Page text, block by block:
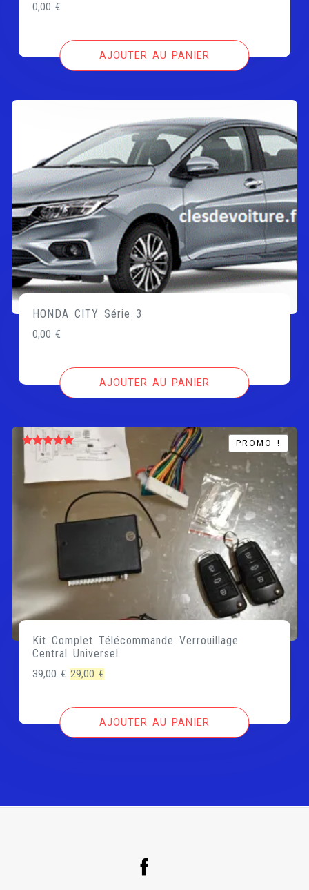
0,00€
AJOUTER AU PANIER
HONDA CITY Série 3
0,00€
AJOUTER AU PANIER
Note 5.00
PROMO !
PROMO !
Kit Complet Télécommande Verrouillage
Central Universel
39,00€ Le
initial
29,00€
actuel
est :
AJOUTER AU PANIER